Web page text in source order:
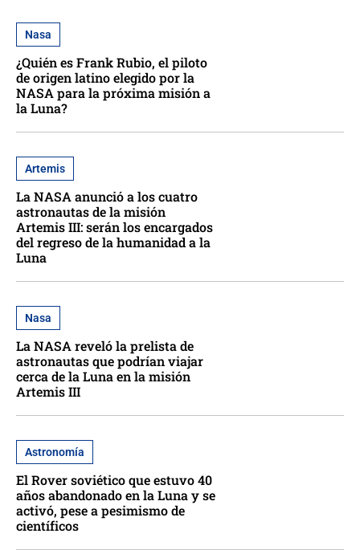
Nasa
¿Quién es Frank Rubio, el piloto
de origen latino elegido por la
NASA para la próxima misión a
la Luna?
Artemis
La NASA anunció a los cuatro
astronautas de la misión
Artemis III: serán los encargados
del regreso de la humanidad a la
Luna
Nasa
La NASA reveló la prelista de
astronautas que podrían viajar
cerca de la Luna en la misión
Artemis III
Astronomía
El Rover soviético que estuvo 40
años abandonado en la Luna y se
activó, pese a pesimismo de
científicos